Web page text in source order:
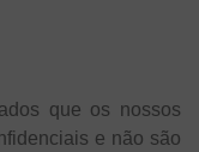
que os nossos
e não são